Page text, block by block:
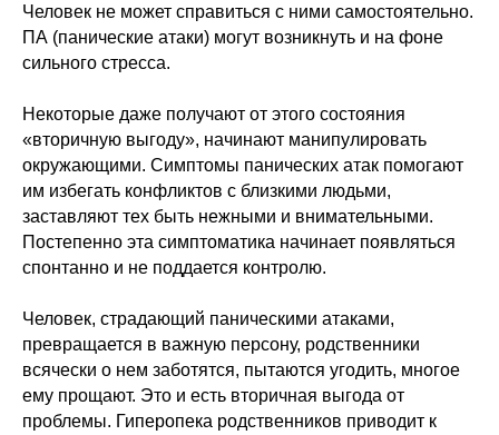
Человек не может справиться с ними самостоятельно.
ПА (панические атаки) могут возникнуть и на фоне
сильного стресса.
Некоторые даже получают от этого состояния
«вторичную выгоду», начинают манипулировать
окружающими. Симптомы панических атак помогают
им избегать конфликтов с близкими людьми,
заставляют тех быть нежными и внимательными.
Постепенно эта симптоматика начинает появляться
спонтанно и не поддается контролю.
Человек, страдающий паническими атаками,
превращается в важную персону, родственники
всячески о нем заботятся, пытаются угодить, многое
ему прощают. Это и есть вторичная выгода от
проблемы. Гиперопека родственников приводит к